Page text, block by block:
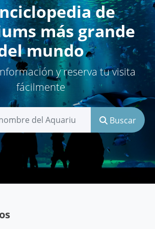
de
más grande
mundo
y reserva tu visita
fácilmente
Buscar